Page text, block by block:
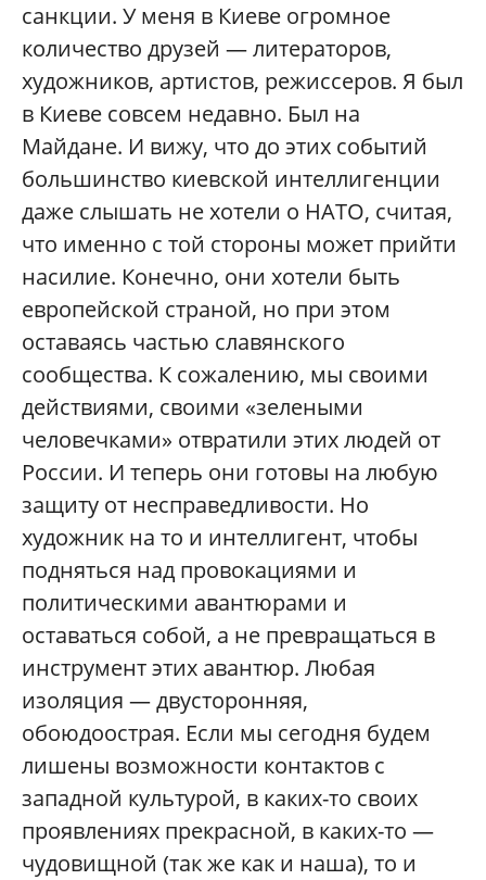
санкции. У меня в Киеве огромное
количество друзей — литераторов,
художников, артистов, режиссеров. Я был
в Киеве совсем недавно. Был на
Майдане. И вижу, что до этих событий
большинство киевской интеллигенции
даже слышать не хотели о НАТО, считая,
что именно с той стороны может прийти
насилие. Конечно, они хотели быть
европейской страной, но при этом
оставаясь частью славянского
сообщества. К сожалению, мы своими
действиями, своими «зелеными
человечками» отвратили этих людей от
России. И теперь они готовы на любую
защиту от несправедливости. Но
художник на то и интеллигент, чтобы
подняться над провокациями и
политическими авантюрами и
оставаться собой, а не превращаться в
инструмент этих авантюр. Любая
изоляция — двусторонняя,
обоюдоострая. Если мы сегодня будем
лишены возможности контактов с
западной культурой, в каких-то своих
проявлениях прекрасной, в каких-то —
чудовищной (так же как и наша), то и